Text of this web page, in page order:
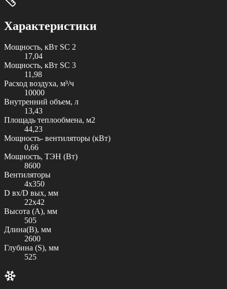
Характеристики
Мощность, кВт SC 2
17,04
Мощность, кВт SC 3
11,98
Расход воздуха, м³/ч
10000
Внутренний объем, л
13,43
Площадь теплообмена, м2
44,23
Мощность- вентиляторы (кВт)
0,66
Мощность, ТЭН (Вт)
8600
Вентиляторы
4х350
D вх/D вых, мм
22х42
Высота (А), мм
505
Длина(В), мм
2600
Глубина (S), мм
525